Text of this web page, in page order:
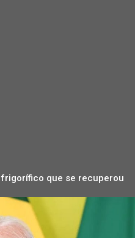
que se recuperou